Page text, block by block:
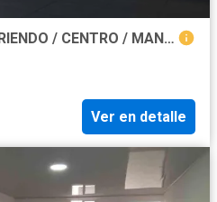
APARTAESTUDIO EN ARRIENDO / CENTRO / MANIZALES
Ver en detalle